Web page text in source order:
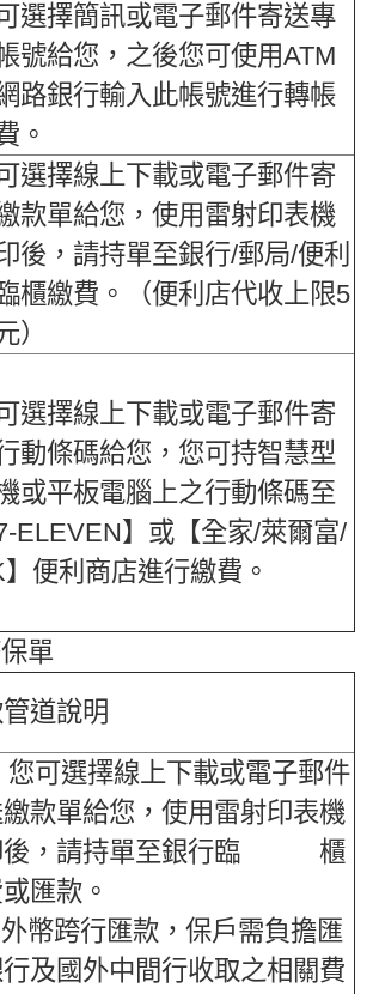
選擇簡訊或電子郵件寄送專
號給您，之後您可使用ATM
路銀行輸入此帳號進行轉帳
。
選擇線上下載或電子郵件寄
款單給您，使用雷射印表機
後，請持單至銀行/郵局/便利
櫃繳費。（便利店代收上限5
）
選擇線上下載或電子郵件寄
動條碼給您，您可持智慧型
或平板電腦上之行動條碼至
7-ELEVEN】或【全家/萊爾富/
】便利商店進行繳費。
單
道說明
可選擇線上下載或電子郵件
款單給您，使用雷射印表機
後，請持單至銀行臨 櫃
匯款。
幣跨行匯款，保戶需負擔匯
及國外中間行收取之相關費